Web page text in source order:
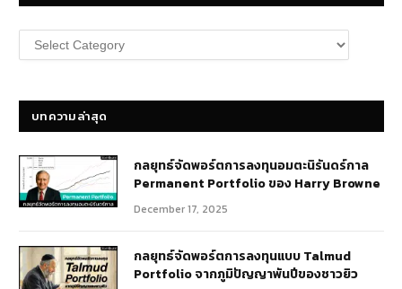
หมวด
หมู่
บทความล่าสุด
กลยุทธ์​จัดพอร์ตการลงทุนอมตะนิรันดร์กาล
Permanent Portfolio ของ Harry Browne
December 17, 2025
กลยุทธ์จัดพอร์ตการลงทุนแบบ Talmud
Portfolio จากภูมิปัญญาพันปีของชาวยิว